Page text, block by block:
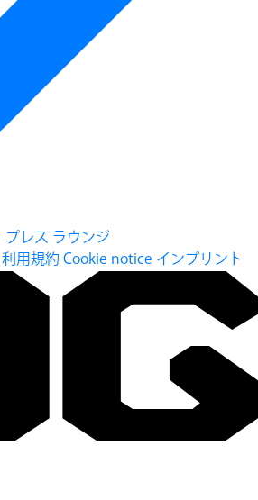
プレス ラウンジ
利用規約 Cookie notice インプリント